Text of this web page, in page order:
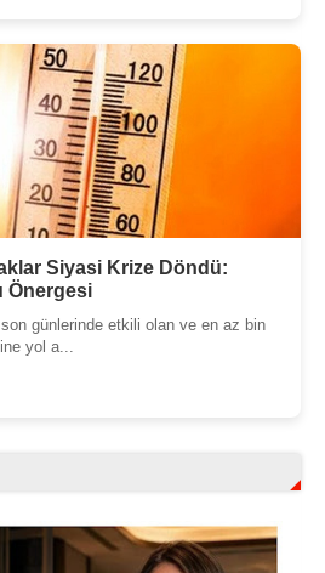
Siyasi Krize Döndü:
Önergesi
son günlerinde etkili olan ve en az bin
yol a...